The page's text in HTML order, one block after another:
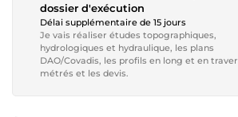
dossier d'exécution
Délai supplémentaire de 15 jours
Je vais réaliser études topographiques,
hydrologiques et hydraulique, les plans
DAO/Covadis, les profils en long et en
métrés et les devis.